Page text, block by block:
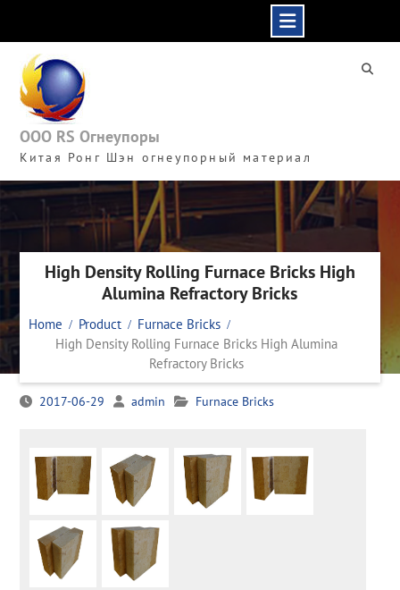
content
ООО RS Огнеупоры
Китая Ронг Шэн огнеупорный материал
High Density Rolling Furnace Bricks High
Alumina Refractory Bricks
Home Product
Furnace Bricks
High Density Rolling Furnace Bricks High Alumina
Refractory Bricks
2017-06-29 admin Furnace Bricks